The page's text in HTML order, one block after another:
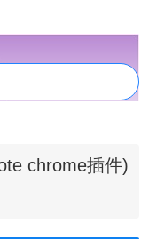
chrome插件)